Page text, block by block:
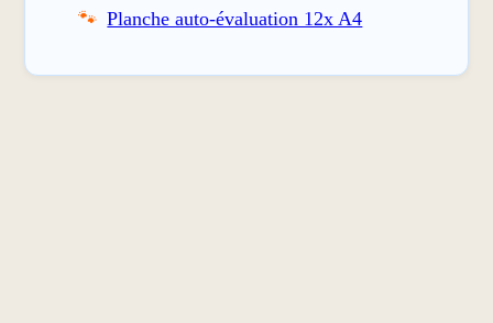
Planche auto-évaluation 12x A4